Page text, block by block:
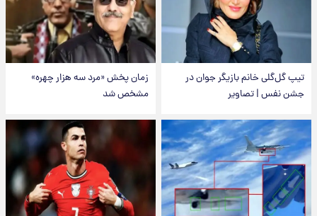
تیپ گل‌گلی خانم بازیگر جوان در
جشن نفس | تصاویر
زمان پخش «مرد سه هزار چهره»
مشخص شد